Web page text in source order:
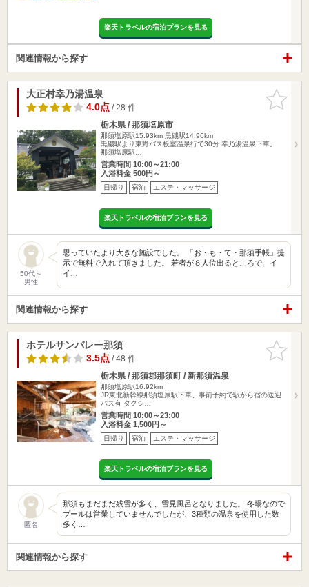
楽天トラベルの宿泊プランを見る
関連情報から探す
お気に入
りに追加
大正村幸乃湯温泉
4.0点/ 28 件
栃木県 / 那須塩原市
那須塩原駅15.93km 黒磯駅14.96km
黒磯駅より東野バス板室温泉行で30分 幸乃湯温泉下車。
那須塩原駅…
営業時間 10:00～21:00
入浴料金 500円～
日帰り 宿泊 エステ・マッサージ
楽天トラベルの宿泊プランを見る
50代～
男性
思っていたより大きな施設でした。 「お・も・て・那須手帳」提
示で無料で入れて頂きました。 若者が８人位出るところで、イ
イ…
関連情報から探す
お気に入
りに追加
ホテルサンバレー那須
3.5点/ 48 件
栃木県 / 那須郡那須町 / 新那須温泉
那須塩原駅16.92km
JR東北新幹線那須塩原駅下車、事前予約で駅から宿の送迎
バス有 タクシ…
営業時間 10:00～23:00
入浴料金 1,500円～
日帰り 宿泊 エステ・マッサージ
楽天トラベルの宿泊プランを見る
匿名
那須もまだまだ残雪が多く、雪見風呂となりました。 冬場なので
プールは営業していませんでしたが、3種類の温泉を使用した数
多く…
関連情報から探す